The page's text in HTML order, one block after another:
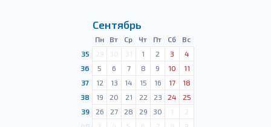
Сентябрь
Пн Вт Ср Чт Пт Сб
Вс
35
29 30 31 1 2 3
4
36
5 6 7 8 9 10
11
37
12 13 14 15 16 17
18
38
19 20 21 22 23 24
25
39
26 27 28 29 30 1
2